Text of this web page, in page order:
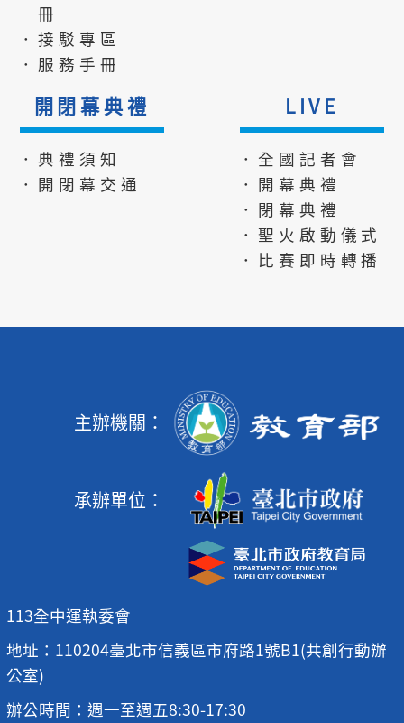
冊
．接駁專區
．服務手冊
開閉幕典禮
．典禮須知
．開閉幕交通
LIVE
．全國記者會
．開幕典禮
．閉幕典禮
．聖火啟動儀式
．比賽即時轉播
主辦機關：
承辦單位：
113全中運執委會
地址：110204臺北市信義區市府路1號B1(共創行動辦
公室)
辦公時間：週一至週五8:30-17:30